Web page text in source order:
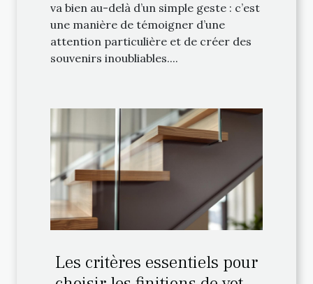
va bien au-delà d’un simple geste : c’est
une manière de témoigner d’une
attention particulière et de créer des
souvenirs inoubliables....
Les critères essentiels pour